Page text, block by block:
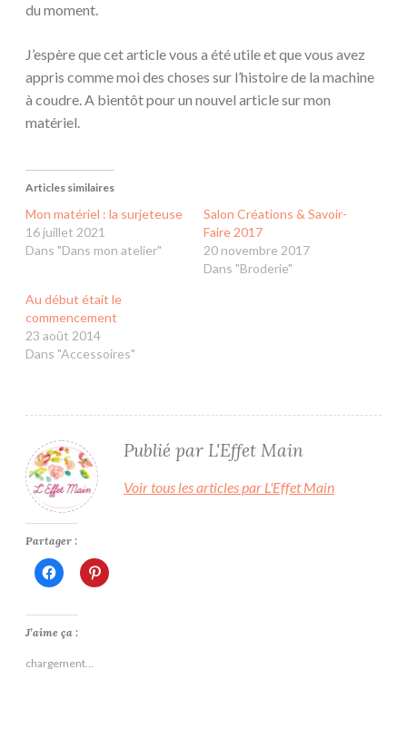
du moment.
J’espère que cet article vous a été utile et que vous avez
appris comme moi des choses sur l’histoire de la machine
à coudre. A bientôt pour un nouvel article sur mon
matériel.
Articles similaires
Mon matériel : la surjeteuse
16 juillet 2021
Dans "Dans mon atelier"
Salon Créations & Savoir-
Faire 2017
20 novembre 2017
Dans "Broderie"
Au début était le
commencement
23 août 2014
Dans "Accessoires"
Publié par L'Effet Main
Voir tous les articles par L'Effet Main
Partager :
Cliquez
pour
Facebook(ouvre
dans
une
fenêtre)
Cliquez
pour
J’aime ça :
chargement…